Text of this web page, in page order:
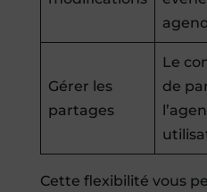
Gérer les
partages
Le
de
Cette flexibilité vous